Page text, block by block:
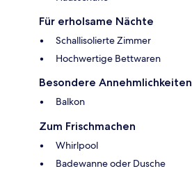
Für erholsame Nächte
Schallisolierte Zimmer
Hochwertige Bettwaren
Besondere Annehmlichkeiten
Balkon
Zum Frischmachen
Whirlpool
Badewanne oder Dusche